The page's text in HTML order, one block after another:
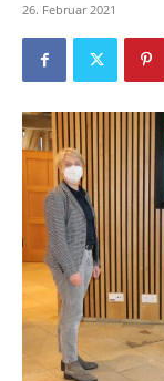
26. Februar 2021